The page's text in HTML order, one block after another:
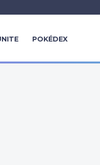
POKÉDEX